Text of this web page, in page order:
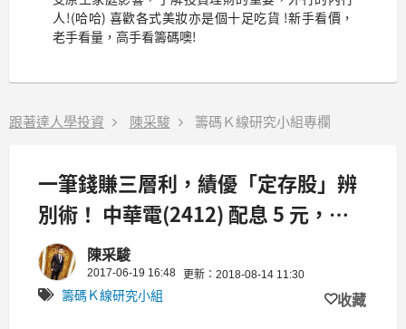
人!(哈哈) 喜歡各式美妝亦是個十足吃貨 !新手看價，
老手看量，高手看籌碼噢!
跟著達人學投資 陳采駿 籌碼Ｋ線研究小組專欄
一筆錢賺三層利，績優「定存股」辨
別術！ 中華電(2412) 配息 5 元，穩
居產業龍頭！
陳采駿
2017-06-19 16:48 更新：2018-08-14 11:30
籌碼Ｋ線研究小組 收藏